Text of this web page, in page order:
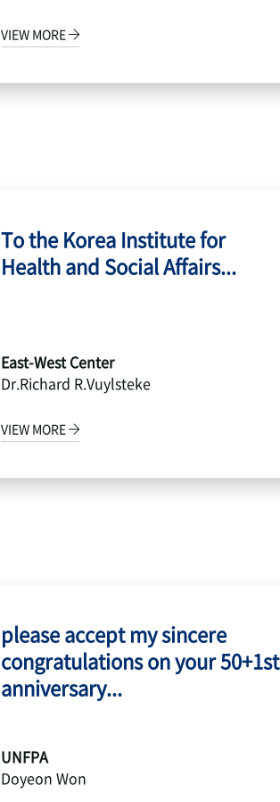
VIEW MORE
To the Korea Institute for
Health and Social Affairs...
East-West Center
Dr.Richard R.Vuylsteke
VIEW MORE
please accept my sincere
congratulations on your 50+1st
anniversary...
UNFPA
Doyeon Won